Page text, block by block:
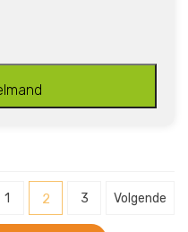
1 2 3 Volgende